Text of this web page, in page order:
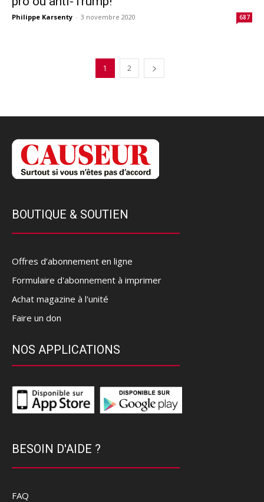
Philippe Karsenty - 3 novembre 2020 687
1 2
BOUTIQUE & SOUTIEN
Offres d’abonnement en ligne
Formulaire d'abonnement à imprimer
Achat magazine à l'unité
Faire un don
NOS APPLICATIONS
BESOIN D'AIDE ?
FAQ